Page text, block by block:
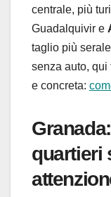
centrale, più
Guadalquivir e
taglio più
senza auto, qui
e concreta:
quartieri